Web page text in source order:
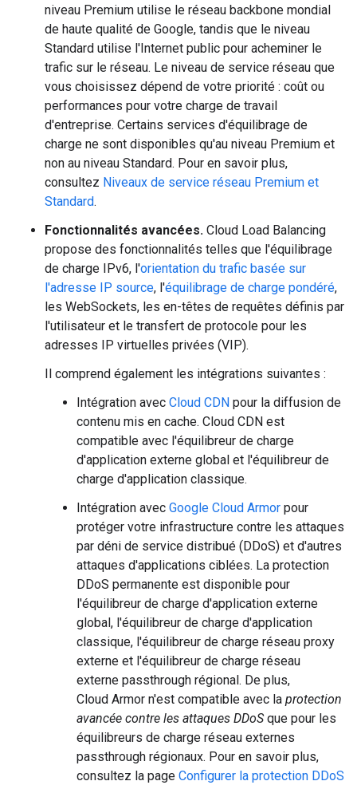
niveau Premium utilise le réseau backbone mondial
de haute qualité de Google, tandis que le niveau
Standard utilise l'Internet public pour acheminer le
trafic sur le réseau. Le niveau de service réseau que
vous choisissez dépend de votre priorité : coût ou
performances pour votre charge de travail
d'entreprise. Certains services d'équilibrage de
charge ne sont disponibles qu'au niveau Premium et
non au niveau Standard. Pour en savoir plus,
consultez Niveaux de service réseau Premium et
Standard.
Fonctionnalités avancées. Cloud Load Balancing
propose des fonctionnalités telles que l'équilibrage
de charge IPv6, l'orientation du trafic basée sur
l'adresse IP source, l'équilibrage de charge pondéré,
les WebSockets, les en-têtes de requêtes définis par
l'utilisateur et le transfert de protocole pour les
adresses IP virtuelles privées (VIP).
Il comprend également les intégrations suivantes :
Intégration avec Cloud CDN pour la diffusion de
contenu mis en cache. Cloud CDN est
compatible avec l'équilibreur de charge
d'application externe global et l'équilibreur de
charge d'application classique.
Intégration avec Google Cloud Armor pour
protéger votre infrastructure contre les attaques
par déni de service distribué (DDoS) et d'autres
attaques d'applications ciblées. La protection
DDoS permanente est disponible pour
l'équilibreur de charge d'application externe
global, l'équilibreur de charge d'application
classique, l'équilibreur de charge réseau proxy
externe et l'équilibreur de charge réseau
externe passthrough régional. De plus,
Cloud Armor n'est compatible avec la protection
avancée contre les attaques DDoSque pour les
équilibreurs de charge réseau externes
passthrough régionaux. Pour en savoir plus,
consultez la page Configurer la protection DDoS